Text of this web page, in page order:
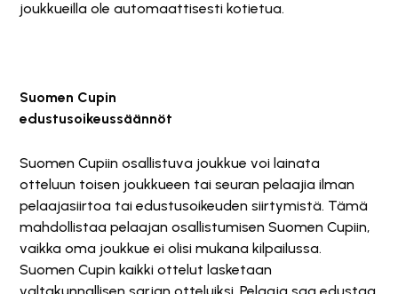
joukkueilla ole automaattisesti kotietua.
Suomen Cupin
edustusoikeussäännöt
Suomen Cupiin osallistuva joukkue voi lainata
otteluun toisen joukkueen tai seuran pelaajia ilman
pelaajasiirtoa tai edustusoikeuden siirtymistä. Tämä
mahdollistaa pelaajan osallistumisen Suomen Cupiin,
vaikka oma joukkue ei olisi mukana kilpailussa.
Suomen Cupin kaikki ottelut lasketaan